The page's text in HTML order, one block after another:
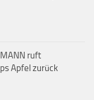
ruft
Apfel zurück